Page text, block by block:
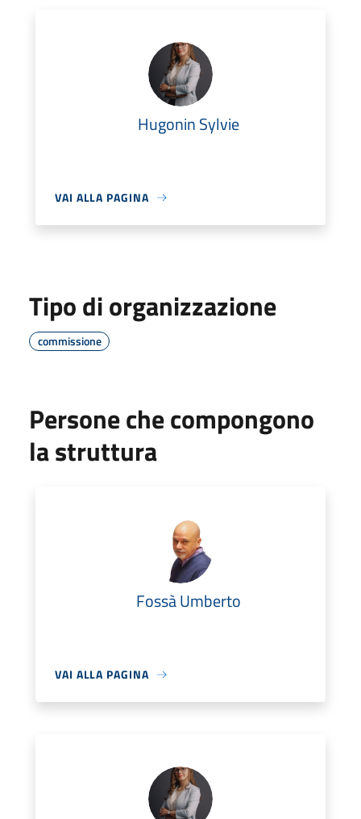
Hugonin Sylvie
VAI ALLA PAGINA
Tipo di organizzazione
commissione
Persone che compongono
la struttura
Fossà Umberto
VAI ALLA PAGINA